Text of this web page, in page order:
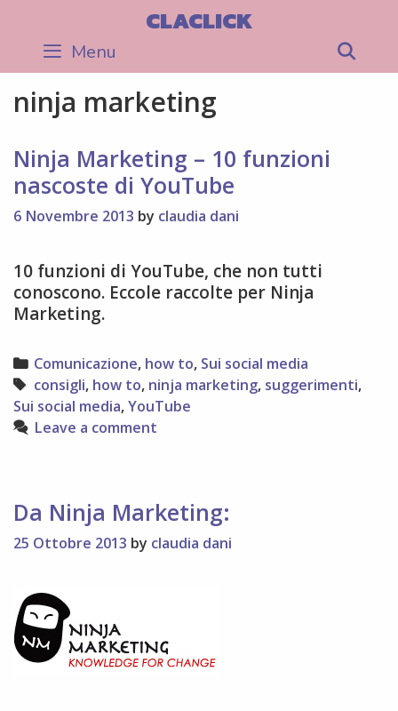
content
CLACLICK
Menu
ninja marketing
Ninja Marketing – 10 funzioni
nascoste di YouTube
6 Novembre 2013 by claudia dani
10 funzioni di YouTube, che non tutti
conoscono. Eccole raccolte per Ninja
Marketing.
Categories
Comunicazione, how to, Sui social media
Tags
consigli, how to, ninja marketing, suggerimenti,
Sui social media,YouTube
Leave a comment
Da Ninja Marketing:
25 Ottobre 2013 by claudia dani